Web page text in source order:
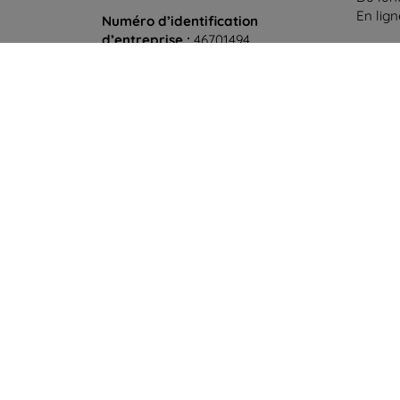
Numéro d’identification
d’entreprise :46701494
En